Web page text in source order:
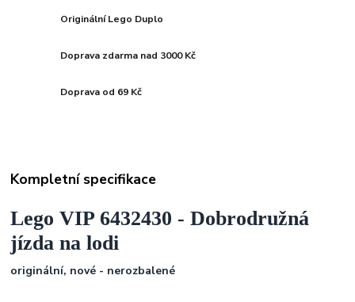
Originální Lego Duplo
Doprava zdarma nad 3000 Kč
Doprava od 69 Kč
Kompletní specifikace
Lego VIP 6432430 - Dobrodružná
jízda na lodi
originální, nové - nerozbalené